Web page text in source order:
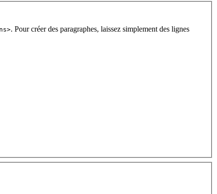
. Pour créer des paragraphes, laissez simplement des lignes